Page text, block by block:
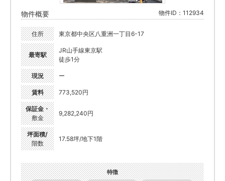
物件概要 物件ID：112934
住所 東京都中央区八重洲一丁目6-17
最寄駅
JR山手線東京駅
徒歩1分
現況 ー
賃料 773,520円
保証金・
敷金
9,282,240円
坪面積/
階数
17.58坪/地下1階
特徴